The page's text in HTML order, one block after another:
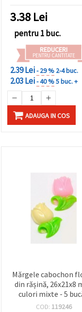
3.38 Lei
pentru 1 buc.
REDUCERI
PENTRU CANTITATE
2.39 Lei- 29 % 2-4 buc.
2.03 Lei- 40 %5 buc. +
ADAUGA IN COS
Mărgele cabochon
din rășină, 26x21x8
culori mixte - 5
COD: 119246